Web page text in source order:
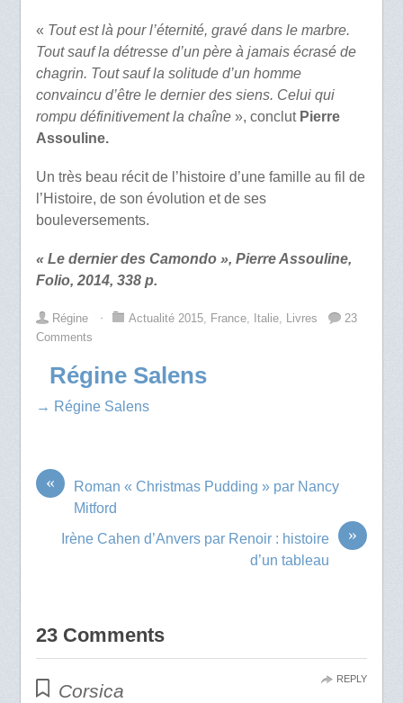
« Tout est là pour l’éternité, gravé dans le marbre.
Tout sauf la détresse d’un père à jamais écrasé de
chagrin. Tout sauf la solitude d’un homme
convaincu d’être le dernier des siens. Celui qui
rompu définitivement la chaîne», conclut Pierre
Assouline.
Un très beau récit de l’histoire d’une famille au fil de
l’Histoire, de son évolution et de ses
bouleversements.
« Le dernier des Camondo », Pierre Assouline,
Folio, 2014, 338 p.
Régine ⋅ Actualité 2015, France, Italie, Livres
23
Comments
Régine Salens
→ Régine Salens
«
Roman « Christmas Pudding » par Nancy
Mitford
»
Irène Cahen d’Anvers par Renoir : histoire
d’un tableau
23 Comments
Corsica
REPLY